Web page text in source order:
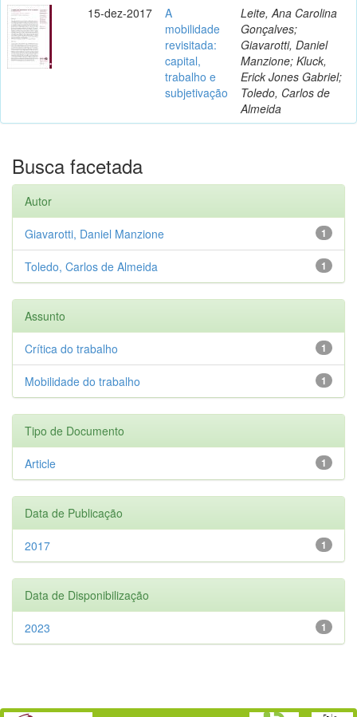
15-dez-2017
A
mobilidade
revisitada:
capital,
trabalho e
subjetivação
Leite, Ana Carolina
Gonçalves;
Giavarotti, Daniel
Manzione; Kluck,
Erick Jones Gabriel;
Toledo, Carlos de
Almeida
Busca facetada
Autor
1
Giavarotti, Daniel Manzione
1
Toledo, Carlos de Almeida
Assunto
1
Crítica do trabalho
1
Mobilidade do trabalho
Tipo de Documento
1
Article
Data de Publicação
1
2017
Data de Disponibilização
1
2023